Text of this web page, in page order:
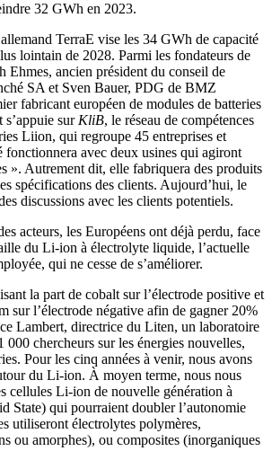
32 GWh en 2023.
TerraE vise les 34 GWh de capacité
lointain de 2028. Parmi les fondateurs de
Ehmes, ancien président du conseil de
SA et Sven Bauer, PDG de BMZ
fabricant européen de modules de batteries
sur KliB, le réseau de compétences
Liion, qui regroupe 45 entreprises et
fonctionnera avec deux usines qui agiront
». Autrement dit, elle fabriquera des produits
spécifications des clients. Aujourd’hui, le
discussions avec les clients potentiels.
acteurs, les Européens ont déjà perdu, face
du Li-ion à électrolyte liquide, l’actuelle
qui ne cesse de s’améliorer.
la part de cobalt sur l’électrode positive et
sur l’électrode négative afin de gagner 20%
Lambert, directrice du Liten, un laboratoire
chercheurs sur les énergies nouvelles,
Pour les cinq années à venir, nous avons
du Li-ion. À moyen terme, nous nous
cellules Li-ion de nouvelle génération à
State) qui pourraient doubler l’autonomie
utiliseront électrolytes polymères,
ou amorphes), ou composites (inorganiques